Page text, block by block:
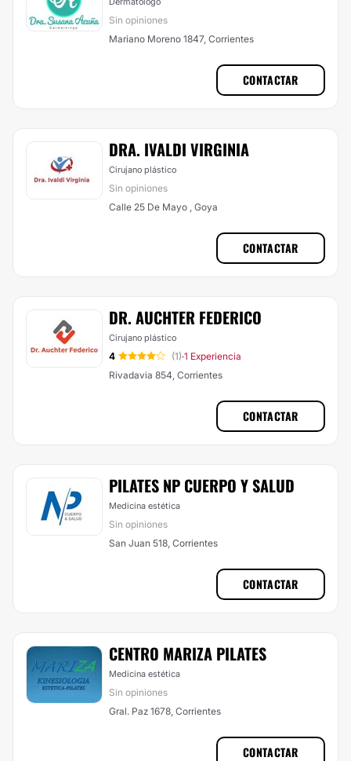
Sin opiniones
Mariano Moreno 1847, Corrientes
CONTACTAR
DRA. IVALDI VIRGINIA
Cirujano plástico
Sin opiniones
Calle 25 De Mayo , Goya
CONTACTAR
DR. AUCHTER FEDERICO
Cirujano plástico
4 (1)·1 Experiencia
Rivadavia 854, Corrientes
CONTACTAR
PILATES NP CUERPO Y SALUD
Medicina estética
Sin opiniones
San Juan 518, Corrientes
CONTACTAR
CENTRO MARIZA PILATES
Medicina estética
Sin opiniones
Gral. Paz 1678, Corrientes
CONTACTAR